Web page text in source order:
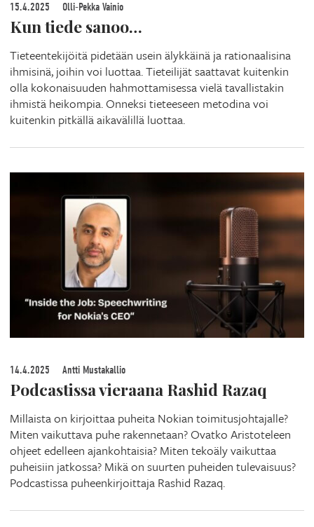
15.4.2025 Olli-Pekka Vainio
Kun tiede sanoo…
Tieteentekijöitä pidetään usein älykkäinä ja rationaalisina
ihmisinä, joihin voi luottaa. Tieteilijät saattavat kuitenkin
olla kokonaisuuden hahmottamisessa vielä tavallistakin
ihmistä heikompia. Onneksi tieteeseen metodina voi
kuitenkin pitkällä aikavälillä luottaa.
14.4.2025 Antti Mustakallio
Podcastissa vieraana Rashid Razaq
Millaista on kirjoittaa puheita Nokian toimitusjohtajalle?
Miten vaikuttava puhe rakennetaan? Ovatko Aristoteleen
ohjeet edelleen ajankohtaisia? Miten tekoäly vaikuttaa
puheisiin jatkossa? Mikä on suurten puheiden tulevaisuus?
Podcastissa puheenkirjoittaja Rashid Razaq.